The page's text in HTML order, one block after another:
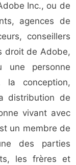
Inc., ou de
agences de
conseillers
droit de Adobe,
personne
la conception,
distribution de
vivant avec
un membre de
des parties
les frères et